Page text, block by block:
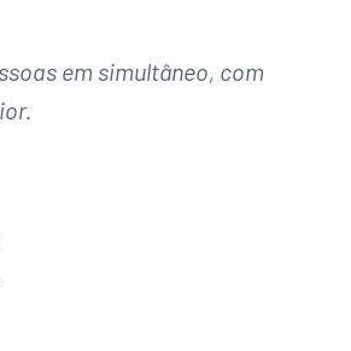
em simultâneo, com